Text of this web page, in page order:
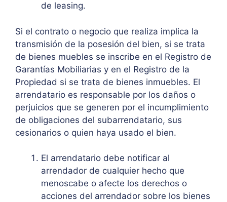
de leasing.
Si el contrato o negocio que realiza implica la
transmisión de la posesión del bien, si se trata
de bienes muebles se inscribe en el Registro de
Garantías Mobiliarias y en el Registro de la
Propiedad si se trata de bienes inmuebles. El
arrendatario es responsable por los daños o
perjuicios que se generen por el incumplimiento
de obligaciones del subarrendatario, sus
cesionarios o quien haya usado el bien.
El arrendatario debe notificar al
arrendador de cualquier hecho que
menoscabe o afecte los derechos o
acciones del arrendador sobre los bienes